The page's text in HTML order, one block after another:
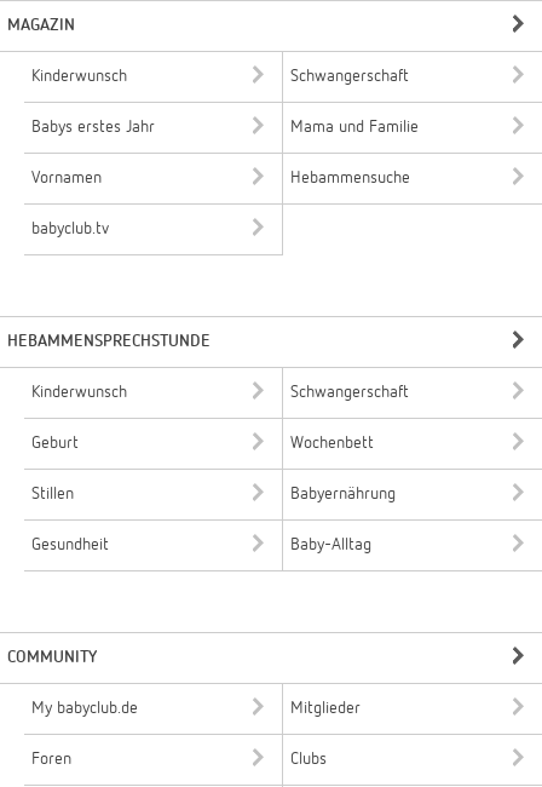
MAGAZIN
Kinderwunsch Schwangerschaft
Babys erstes Jahr Mama und Familie
Vornamen Hebammensuche
babyclub.tv
HEBAMMENSPRECHSTUNDE
Kinderwunsch Schwangerschaft
Geburt Wochenbett
Stillen Babyernährung
Gesundheit Baby-Alltag
COMMUNITY
My babyclub.de Mitglieder
Foren Clubs